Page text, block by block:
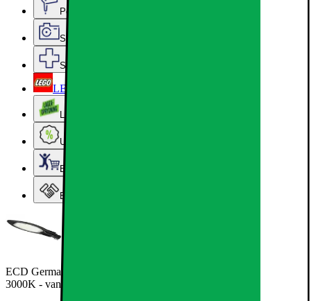
Personlig pleje, Skønhed & Velvære
Sport, Fritid & Hobby
Services & tilbehør
LEGO
Lageroprydning
Ugens tilbud - og andre gode priser
Elgigantens Kundeklub
Elgiganten Erhverv
ECD Germany LED gadelygte 100W - AC85-265V - varm hvid
3000K - vandtæt IP66 -